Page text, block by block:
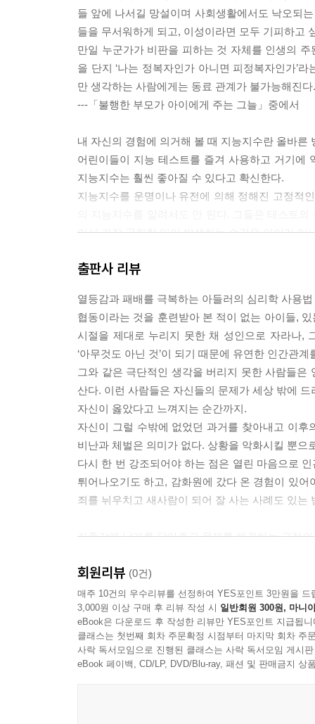
들 앞에 나서길 망설이며 사회생활에서도 낙오되
들을 무서워하게 되고, 이성이라면 모두 기피하고
만일 누군가가 비판을 피하는 것 자체를 인생의
을 단지 ‘나는 정복자인가 아니면 피정복자인가’
만 생각하는 사람에게는 동료 관계가 불가능해진다.
---「불행한 부모가 아이에게 주는 그늘」중에서
내 자신의 경험에 의거해 볼 때 지능지수란 올바
어린이들이 지능 테스트를 즐겨 사용하고 거기에
지능지수는 훨씬 좋아질 수 있다고 확신한다.
지능지수를 운명이나 유전에 의해 정해진 고정적
어서 가장 곤란한 일이 발생하는 순간은 아이가
이 전혀 예기치 못했던 능력을 발휘하기도 한다.
이것은 그때까지의 교육에 모순이 있었기 때문이
가지고 두려움을 느꼈을 것이다. 그 아이는 도움
기를 잃어버리게 된다.
한편 다른 아이들은 새로운 자유에 의해 자극을
다.
---「문제의 핵심을 직면하지 못하는 경우」중에서
따라서 되도록 빠른 시기에 아이들에게 장래의 직
이들로 하여금 장래 직업에 대해 생각할 기회를
아이들이 원하는 직업을 말할 때 왜 그 일을 선택
는 직업을 통해서 이미 그 아이의 인생관 전체를
출판사 리뷰
열등감과 패배를 극복하는 아들러의 심리학 사용법
협동이라는 것을 훈련받아 본 적이 없는 아이들,
시절을 제대로 누리지 못한 채 성인으로 자라나,
‘아무것도 아닌 것’이 되기 때문에 유연한 인간관
그와 같은 극단적인 생각을 버리지 못한 사람들
산다. 이런 사람들은 자신들의 문제가 세상 밖에
자신이 옳았다고 느껴지는 순간까지.
자신이 그럴 수밖에 없었던 과거를 찾아내고 이
비난과 체벌은 의미가 없다. 상황을 악화시킬 뿐
다시 한 번 강조되어야 하는 점은 열린 마음으로
튀어나오기도 하고, 감화원에 갔다 온 경험이 있
죄를 뉘우치고 새사람이 되어 잘 사는 사례도 있는
자존감에 날개를 달아주고 문제를 해결하는 긍정의
돌리며 자신이 행한 모든 잘못과 주변과의 불화를
탓으로 돌리며 자신을 비하하고 자신감을 잃어 자
하지만 성인이 된 후 자신의 어려움을 극복하지
사회 문제를 일으켜 육체적ㆍ물질적 피해를 줌으
대물림할 수도 있다. 어떠한 경우가 되었든 그 일
아들러는 세상에 비뚤어진 견해를 갖고 성장하
회원리뷰 (0건)
매주 10건의 우수리뷰를 선정하여 YES포인트 3만원을 드
3,000원 이상 구매 후 리뷰 작성 시 일반회원 300원, 마니
eBook은 다운로드 후 작성한 리뷰만 YES포인트 지급됩니
클래스는 첫번째 회차 주문확정 시점부터 마지막 회차 주
사락 독서모임으로 진행된 클래스는 사락 독서모임 게시
eBook 페이백, CD/LP, DVD/Blu-ray, 패션 및 판매금지 상